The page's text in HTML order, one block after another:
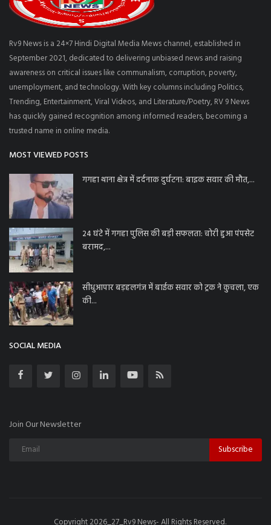
Rv9 News is a 24×7 Hindi Digital Media Mews channel, established in
September 2021, dedicated to delivering unbiased news and raising
awareness on critical issues like communalism, corruption, poverty,
unemployment, and technology. With key columns including Politics,
Trending, Entertainment, Viral Videos, and Literature/Poetry, RV 9 News
has quickly gained recognition among informed readers, becoming a
trusted name in online media.
MOST VIEWED POSTS
गगहा थाना क्षेत्र में दर्दनाक दुर्घटना: बाइक सवार की मौत,...
24 घंटे में गगहा पुलिस की बड़ी सफलता: चोरी हुआ पंपसेट
बरामद,...
सीधुआपार बड़हलगंज में बाईक सवार को ट्रक ने कुचला, एक
की...
SOCIAL MEDIA
Join Our Newsletter
Subscribe
Copyright 2026_27_Rv9 News- All Rights Reserved.